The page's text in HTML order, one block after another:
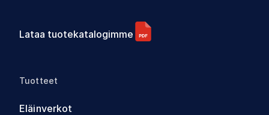
Lataa tuotekatalogimme
Tuotteet
Eläinverkot